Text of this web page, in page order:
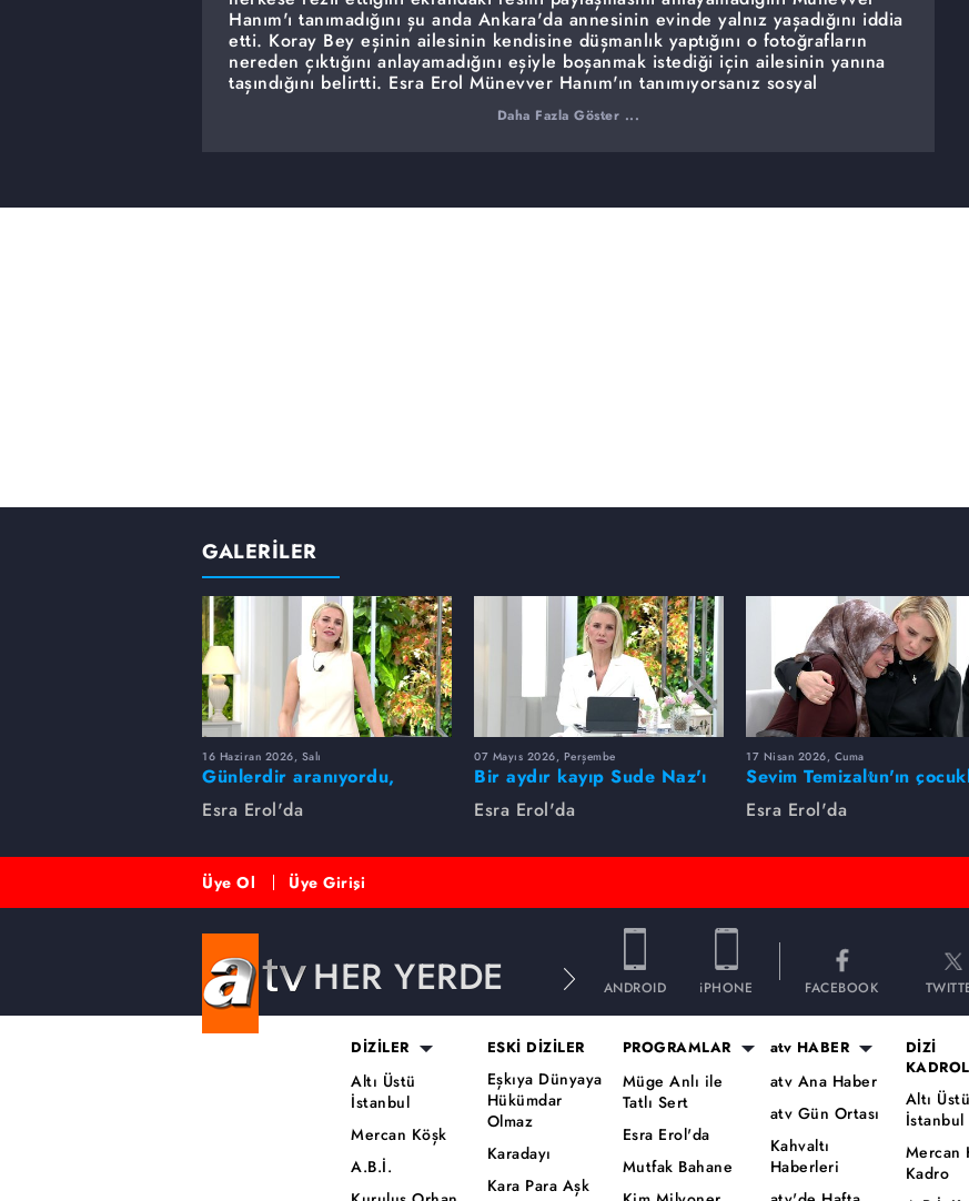
Hanım'ı tanımadığını şu anda Ankara'da annesinin evinde yalnız yaşadığını iddia
etti. Koray Bey eşinin ailesinin kendisine düşmanlık yaptığını o fotoğrafların
nereden çıktığını anlayamadığını eşiyle boşanmak istediği için ailesinin yanına
taşındığını belirtti. Esra Erol Münevver Hanım'ın tanımıyorsanız sosyal
medyadaki Münevver'in fotoğraflarını neden beğeniyorsunuz sorusunu sordu.
Koray Bey sosyal medyada herkes herkesin fotoğraflarını beğenebilir cevabını
Daha Fazla Göster ...
GALERİLER
16 Haziran 2026, Salı
Günlerdir aranıyordu,
dakikalar içinde bulundu!
Esra Erol'da
07 Mayıs 2026, Perşembe
Bir aydır kayıp Sude Naz'ı
Esra Erol buldu
Esra Erol'da
17 Nisan 2026, Cuma
Sevim Temizaltın'ın
nerede?
Esra Erol'da
Üye Ol Üye Girişi
HER YERDE ANDROID iPHONE FACEBOOK
DİZİLER
Altı Üstü
İstanbul
Mercan Köşk
A.B.İ.
ESKİ DİZİLER
Eşkıya Dünyaya
Hükümdar
Olmaz
Karadayı
Kara Para Aşk
PROGRAMLAR
Müge Anlı ile
Tatlı Sert
Esra Erol'da
Mutfak Bahane
atv HABER
atv Ana Haber
atv Gün Ortası
Kahvaltı
Haberleri
DİZİ
Altı Üstü
İstanbul
Mercan
Kadro